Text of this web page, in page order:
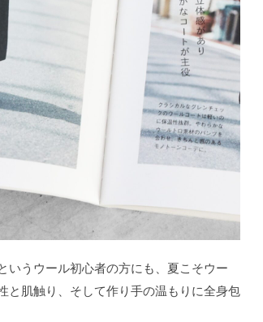
いうウール初心者の方にも、夏こそウー
と肌触り、そして作り手の温もりに全身包